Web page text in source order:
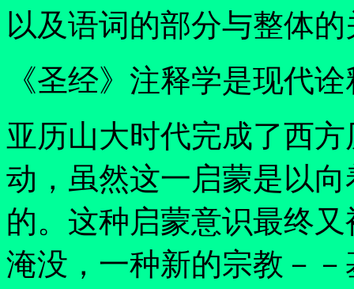
以及语词的部分与整体
《圣经》注释学是现代
亚历山大时代完成了西
动，虽然这一启蒙是以
的。这种启蒙意识最终
淹没，一种新的宗教－